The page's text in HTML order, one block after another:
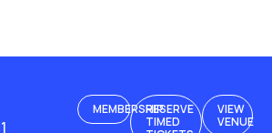
MEMBERSHIPRESERVE
TIMED
VIEW
VENUE